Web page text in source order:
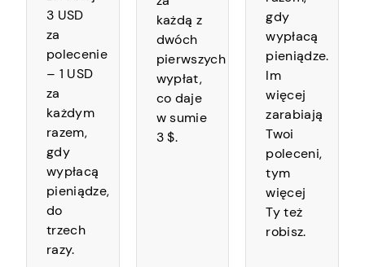
3 USD
za
polecenie
– 1 USD
za
każdym
razem,
gdy
wypłacą
pieniądze,
do
trzech
razy.
każdą z
dwóch
pierwszych
wypłat,
co daje
w sumie
3 $.
gdy
wypłacą
pieniądze.
Im
więcej
zarabiają
Twoi
poleceni,
tym
więcej
Ty też
robisz.